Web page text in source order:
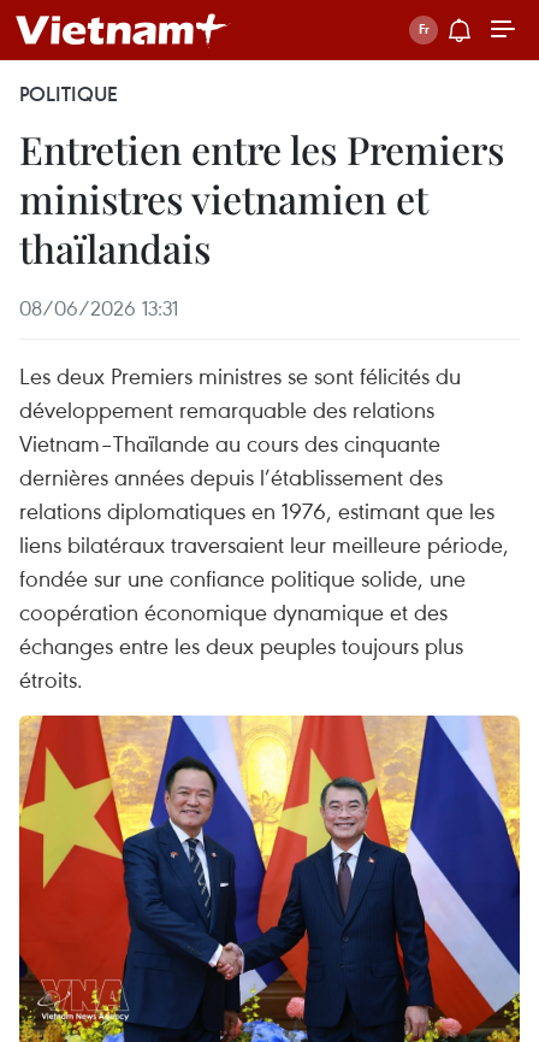
POLITIQUE
Entretien entre les Premiers
ministres vietnamien et
thaïlandais
08/06/2026 13:31
Les deux Premiers ministres se sont félicités du
développement remarquable des relations
Vietnam–Thaïlande au cours des cinquante
dernières années depuis l’établissement des
relations diplomatiques en 1976, estimant que les
liens bilatéraux traversaient leur meilleure période,
fondée sur une confiance politique solide, une
coopération économique dynamique et des
échanges entre les deux peuples toujours plus
étroits.